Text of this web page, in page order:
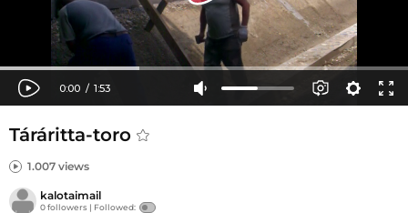
Táráritta-toro
1.007 views
kalotaimail
0 followers | Followed: